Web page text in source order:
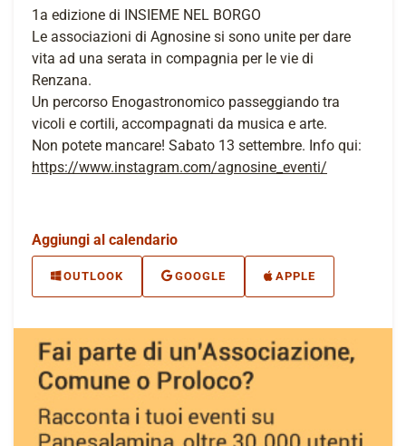
1a edizione di INSIEME NEL BORGO
Le associazioni di Agnosine si sono unite per dare
vita ad una serata in compagnia per le vie di
Renzana.
Un percorso Enogastronomico passeggiando tra
vicoli e cortili, accompagnati da musica e arte.
Non potete mancare! Sabato 13 settembre. Info qui:
https://www.instagram.com/agnosine_eventi/
Aggiungi al calendario
OUTLOOK GOOGLE APPLE